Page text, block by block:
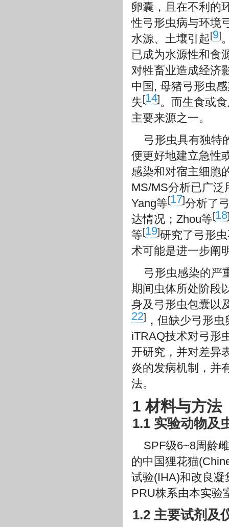
卵囊，且在不利的
性弓形虫病与环境
水源、土壤引起[9]
已成为水源性和食
对牲畜业造成经济
中国, 母猪弓形虫
失[14]。而生食或
主要来源之一。
弓形虫具有独特
便更好地建立急性
感染和对宿主细胞
MS/MS分析已广
Yang等[17]分析了
达情况；Zhou等[18
等[19]研究了弓形
术可能是进一步阐
弓形虫感染的严
期间虫体所处阶段
身及弓形虫包囊以
22] ，但缺少弓形
iTRAQ技术对弓形
开研究，并对差异
炎的发病机制，并
法。
1 材料与方法
1.1 实验动物及
SPF级6~8周龄
的中国狸花猫
试验(IHA)和改良凝
PRU株系由本实验
1.2 主要试剂及